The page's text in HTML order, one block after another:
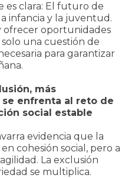
es clara: El futuro de
infancia y la juventud.
ofrecer oportunidades
solo una cuestión de
para garantizar
más
enfrenta al reto de
social estable
evidencia que la
cohesión social, pero a
La exclusión
se multiplica.